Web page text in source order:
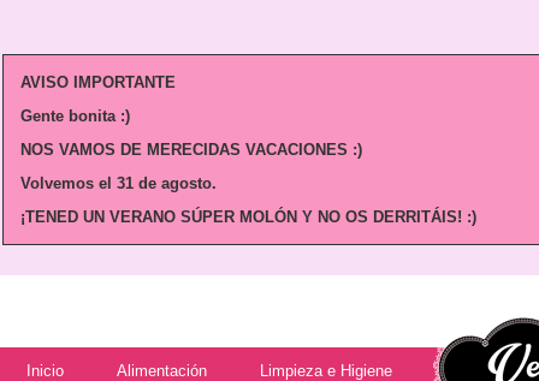
AVISO IMPORTANTE
Gente bonita :)
NOS VAMOS DE MERECIDAS VACACIONES :)
Volvemos el 31 de agosto.
¡TENED UN VERANO SÚPER MOLÓN Y NO OS DERRITÁIS! :)
Inicio Alimentación Limpieza e Higiene